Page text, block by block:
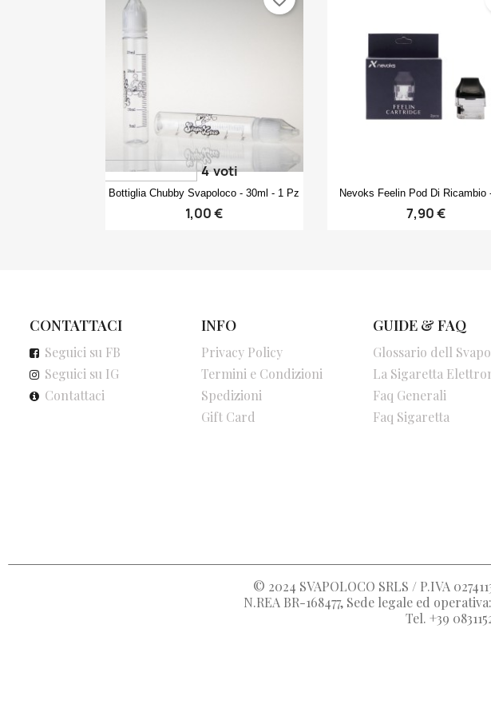
Anteprima
Bottiglia Chubby Svapoloco - 30ml - 1 Pz
1,00 €
4 voti
Anteprima
Nevoks Feelin Pod Di Ricambio
7,90 €
CONTATTACI
Seguici su FB
Seguici su IG
Contattaci
INFO
Privacy Policy
Termini e Condizioni
Spedizioni
Gift Card
GUIDE & FAQ
Glossario dell Svapo
La Sigaretta
Faq Generali
Faq Sigaretta
© 2024 SVAPOLOCO SRLS / P.IVA
N.REA BR-168477, Sede legale ed
Tel. +39